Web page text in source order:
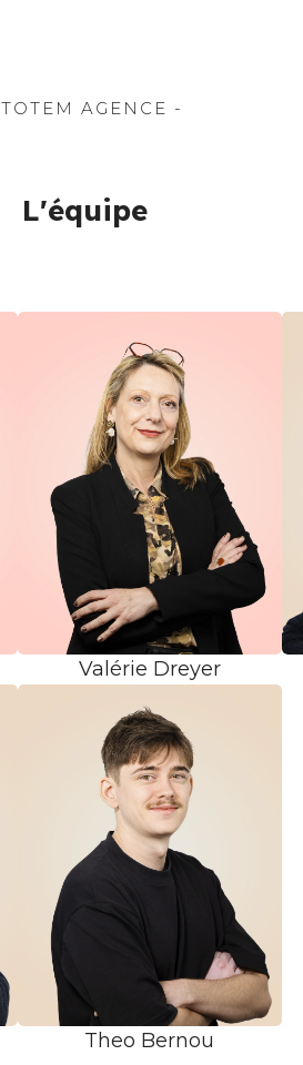
AGENCE -
L'équipe
Valérie Dreyer
Theo Bernou